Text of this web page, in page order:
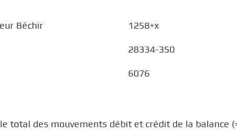
Béchir 1258+x
28334-350
6076
total des mouvements débit et crédit de la balance